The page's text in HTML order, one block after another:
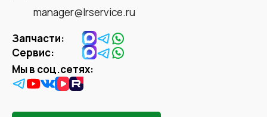
manager@lrservice.ru
Запчасти:
Сервис:
Мы в соц.сетях: